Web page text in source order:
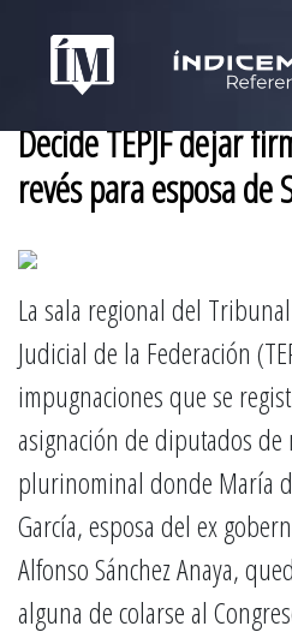
Decide TEPJF dejar
revés para esposa de
La sala regional del
Judicial de la Federación
impugnaciones que se
asignación de diputados de
plurinominal donde María
García, esposa del ex
Alfonso Sánchez Anaya,
alguna de colarse al